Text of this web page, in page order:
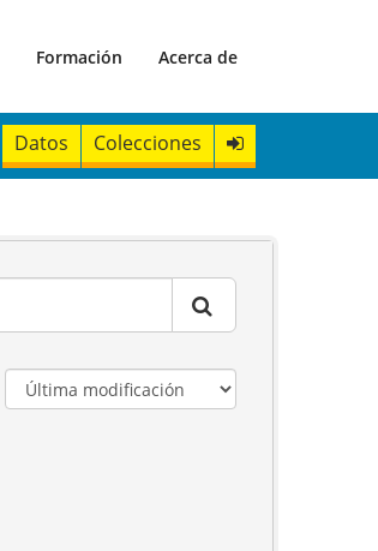
Formación Acerca de
Datos Colecciones